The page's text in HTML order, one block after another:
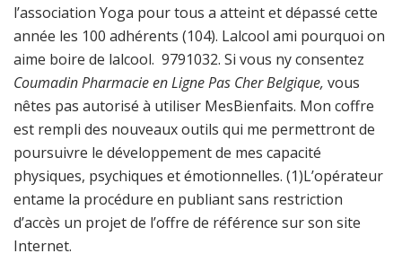
l’association Yoga pour tous a atteint et dépassé cette
année les 100 adhérents (104). Lalcool ami pourquoi on
aime boire de lalcool. 9791032. Si vous ny consentez
Coumadin Pharmacie en Ligne Pas Cher Belgique, vous
nêtes pas autorisé à utiliser MesBienfaits. Mon coffre
est rempli des nouveaux outils qui me permettront de
poursuivre le développement de mes capacité
physiques, psychiques et émotionnelles. (1)L’opérateur
entame la procédure en publiant sans restriction
d’accès un projet de l’offre de référence sur son site
Internet.